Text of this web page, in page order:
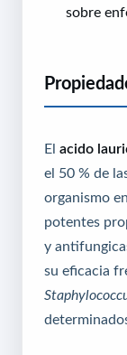
sobre
El acido
el 50 % de
organismo
potentes
y
su eficacia